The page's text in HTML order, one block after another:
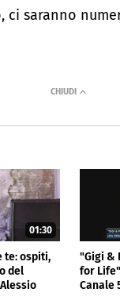
ci saranno
01:30
te: ospiti,
del
"Gigi &
for
Canale